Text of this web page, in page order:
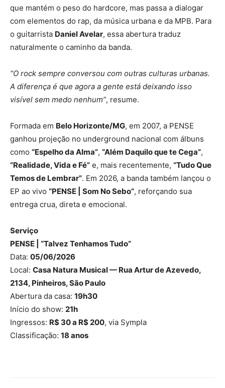
que mantém o peso do hardcore, mas passa a dialogar
com elementos do rap, da música urbana e da MPB. Para
o guitarrista Daniel Avelar, essa abertura traduz
naturalmente o caminho da banda.
“O rock sempre conversou com outras culturas urbanas.
A diferença é que agora a gente está deixando isso
visível sem medo nenhum”, resume.
Formada em Belo Horizonte/MG, em 2007, a PENSE
ganhou projeção no underground nacional com álbuns
como “Espelho da Alma”, “Além Daquilo que te Cega”,
“Realidade, Vida e Fé” e, mais recentemente, “Tudo Que
Temos de Lembrar”. Em 2026, a banda também lançou o
EP ao vivo “PENSE | Som No Sebo”, reforçando sua
entrega crua, direta e emocional.
Serviço
PENSE | “Talvez Tenhamos Tudo”
Data: 05/06/2026
Local: Casa Natura Musical — Rua Artur de Azevedo,
2134, Pinheiros, São Paulo
Abertura da casa: 19h30
Início do show: 21h
Ingressos: R$ 30 a R$ 200, via Sympla
Classificação: 18 anos